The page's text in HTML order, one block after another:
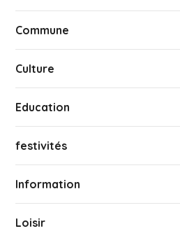
Commune
Culture
Education
festivités
Information
Loisir